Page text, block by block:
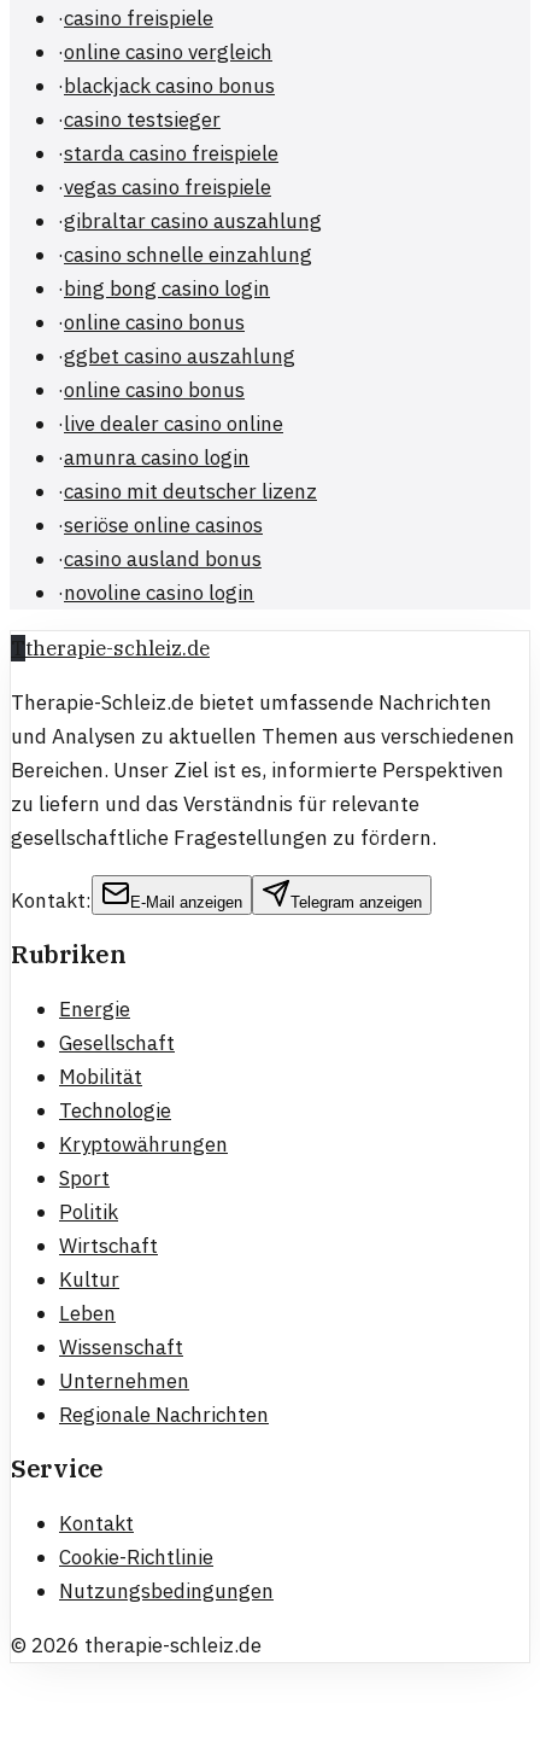
·casino freispiele
·online casino vergleich
·blackjack casino bonus
·casino testsieger
·starda casino freispiele
·vegas casino freispiele
·gibraltar casino auszahlung
·casino schnelle einzahlung
·bing bong casino login
·online casino bonus
·ggbet casino auszahlung
·online casino bonus
·live dealer casino online
·amunra casino login
·casino mit deutscher lizenz
·seriöse online casinos
·casino ausland bonus
·novoline casino login
Ttherapie-schleiz.de
Therapie-Schleiz.de bietet umfassende Nachrichten
und Analysen zu aktuellen Themen aus verschiedenen
Bereichen. Unser Ziel ist es, informierte Perspektiven
zu liefern und das Verständnis für relevante
gesellschaftliche Fragestellungen zu fördern.
Kontakt: E-Mail anzeigen Telegram anzeigen
Rubriken
Energie
Gesellschaft
Mobilität
Technologie
Kryptowährungen
Sport
Politik
Wirtschaft
Kultur
Leben
Wissenschaft
Unternehmen
Regionale Nachrichten
Service
Kontakt
Cookie-Richtlinie
Nutzungsbedingungen
© 2026 therapie-schleiz.de